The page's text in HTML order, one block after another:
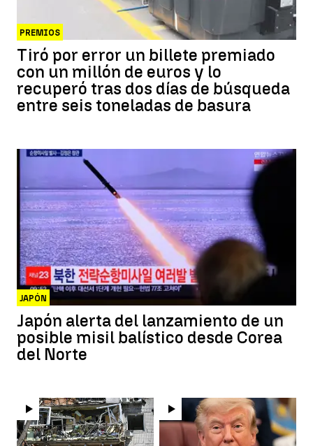
PREMIOS
Tiró por error un billete premiado
con un millón de euros y lo
recuperó tras dos días de búsqueda
entre seis toneladas de basura
JAPÓN
Japón alerta del lanzamiento de un
posible misil balístico desde Corea
del Norte